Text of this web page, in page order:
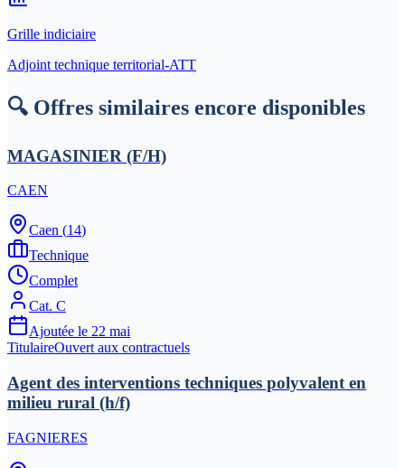
Grille indiciaire
Adjoint technique territorial-ATT
🔍 Offres similaires encore disponibles
MAGASINIER (F/H)
CAEN
Caen (14)
Technique
Complet
Cat. C
Ajoutée le 22 mai
TitulaireOuvert aux contractuels
Agent des interventions techniques polyvalent en
milieu rural (h/f)
FAGNIERES